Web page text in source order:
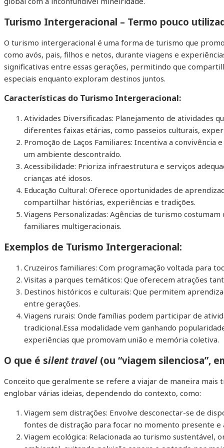
Turismo Intergeracional – Termo pouco
O turismo intergeracional é uma forma de turismo que
como avós, pais, filhos e netos, durante viagens e
significativas entre essas gerações, permitindo que
especiais enquanto exploram destinos juntos.
Características do Turismo Intergeracional:
Atividades Diversificadas: Planejamento de atividades
diferentes faixas etárias, como passeios culturais,
Promoção de Laços Familiares: Incentiva a
um ambiente descontraído.
Acessibilidade: Prioriza infraestrutura e serviços
crianças até idosos.
Educação Cultural: Oferece oportunidades de
compartilhar histórias, experiências e tradições.
Viagens Personalizadas: Agências de turismo
familiares multigeracionais.
Exemplos de Turismo Intergeracional:
Cruzeiros familiares: Com programação voltada para
Visitas a parques temáticos: Que oferecem atrações
Destinos históricos e culturais: Que permitem
entre gerações.
Viagens rurais: Onde famílias podem participar de
tradicional.Essa modalidade vem ganhando
experiências que promovam união e memória coletiva.
O que é silent travel (ou “viagem silenciosa”,
Conceito que geralmente se refere a viajar de maneira mais
englobar várias ideias, dependendo do contexto, como:
Viagem sem distrações: Envolve desconectar-se de
fontes de distração para focar no momento presente
Viagem ecológica: Relacionada ao turismo sustentável,